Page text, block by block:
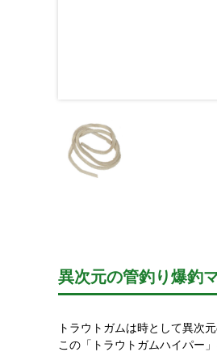
異次元の管釣り爆釣
トラウトガムは時として異次
この「トラウトガムハイパー